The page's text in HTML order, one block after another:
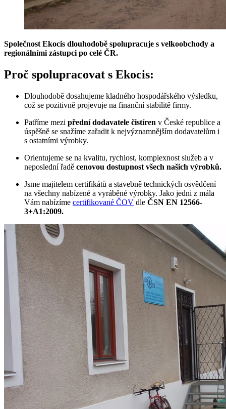
Společnost Ekocis dlouhodobě spolupracuje s velkoobchody a
regionálními zástupci po celé ČR.
Proč spolupracovat s Ekocis:
Dlouhodobě dosahujeme kladného hospodářského výsledku,
což se pozitivně projevuje na finanční stabilitě firmy.
Patříme mezi přední dodavatele čistíren v České republice a
úspěšně se snažíme zařadit k nejvýznamnějším dodavatelům i
s ostatními výrobky.
Orientujeme se na kvalitu, rychlost, komplexnost služeb a v
neposlední řadě cenovou dostupnost všech našich výrobků.
Jsme majitelem certifikátů a stavebně technických osvědčení
na všechny nabízené a vyráběné výrobky. Jako jedni z mála
Vám nabízíme certifikované ČOV dle ČSN EN 12566-
3+A1:2009.